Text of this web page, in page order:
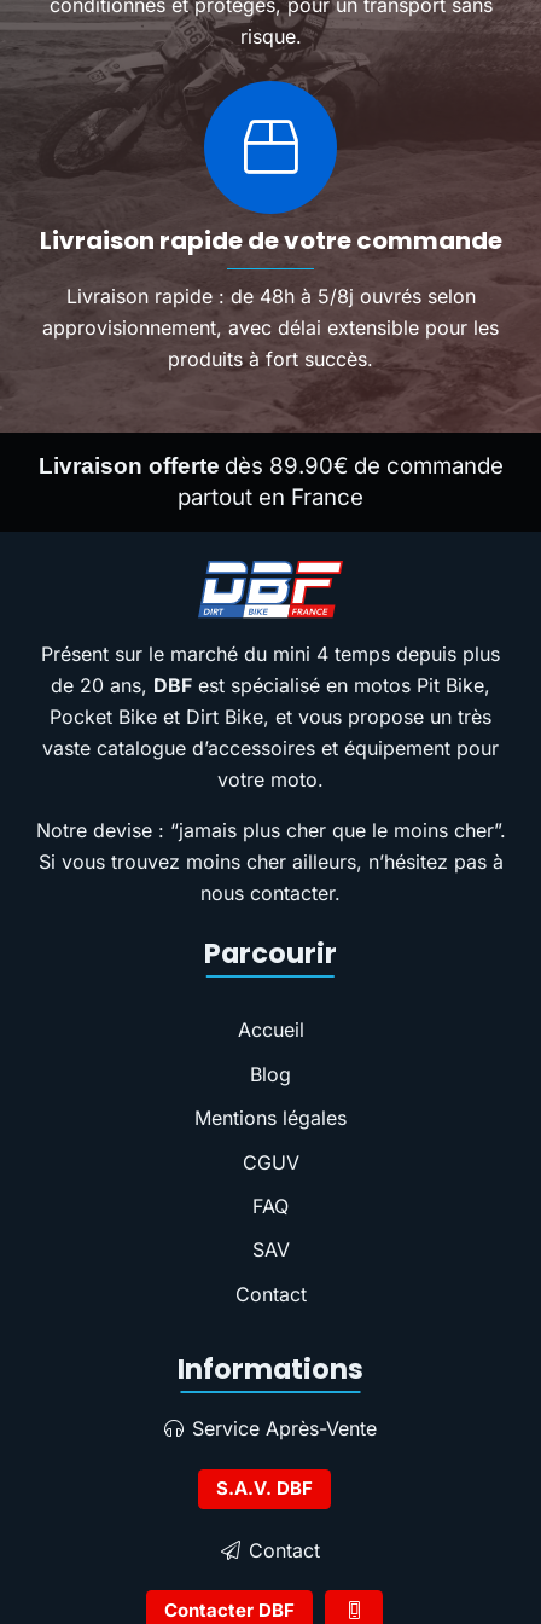
conditionnés et protégés, pour un transport sans
risque.
Livraison rapide de votre commande
Livraison rapide : de 48h à 5/8j ouvrés selon
approvisionnement, avec délai extensible pour les
produits à fort succès.
Livraison offerte dès 89.90€ de commande
partout en France
Présent sur le marché du mini 4 temps depuis plus
de 20 ans, DBF est spécialisé en motos Pit Bike,
Pocket Bike et Dirt Bike, et vous propose un très
vaste catalogue d’accessoires et équipement pour
votre moto.
Notre devise : “jamais plus cher que le moins cher”.
Si vous trouvez moins cher ailleurs, n’hésitez pas à
nous contacter.
Parcourir
Accueil
Blog
Mentions légales
CGUV
FAQ
SAV
Contact
Informations
Service Après-Vente
S.A.V. DBF
Contact
Contacter DBF